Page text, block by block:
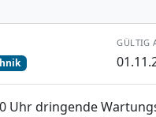
GÜLTIG
Uhr dringende